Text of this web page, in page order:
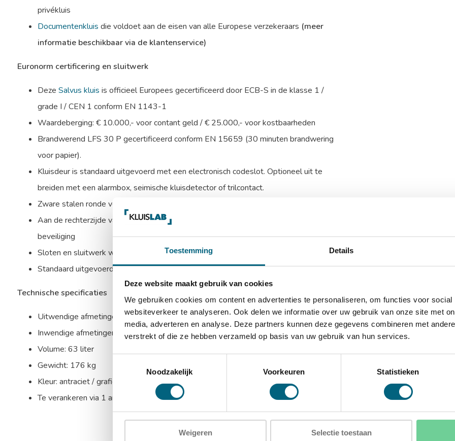
Toestemming Details
Deze website maakt gebruik van cookies
We gebruiken cookies om content en advertenties te personaliseren, om functies voor
websiteverkeer te analyseren. Ook delen we informatie over uw gebruik van onze site met
media, adverteren en analyse. Deze partners kunnen deze gegevens combineren met
verstrekt of die ze hebben verzameld op basis van uw gebruik van hun services.
Noodzakelijk
Voorkeuren Statistieken
Weigeren Selectie toestaan
privékluis
Documentenkluis die voldoet aan de eisen van alle Europese verzekeraars (meer
informatie beschikbaar via de klantenservice)
Euronorm certificering en sluitwerk
Deze Salvus kluis is officieel Europees gecertificeerd door ECB-S in de klasse 1 /
grade I / CEN 1 conform EN 1143-1
Waardeberging: € 10.000,- voor contant geld / € 25.000,- voor kostbaarheden
Brandwerend LFS 30 P gecertificeerd conform EN 15659 (30 minuten brandwering
voor papier).
Kluisdeur is standaard uitgevoerd met een electronisch codeslot. Optioneel uit te
breiden met een alarmbox, seimische kluisdetector of trilcontact.
Zware stalen ronde verchroomde schoten aan bovenzijde, onderzijde en linkerzijde
Aan de rechterzijde valt een blinde schoot in de sponning van de kluis voor extra
beveiliging
Sloten en sluitwerk worden beschermd door mangaanstalen harde platen en relockers
Standaard uitgevoerd met 1 in hoogte verstelbaar uitneembaar legbord
Technische specificaties
Uitwendige afmetingen: 655 x 440 x 430 mm (HxBxD)
Inwendige afmetingen: 574 x 364 x 300 mm (HxBxD)
Volume: 63 liter
Gewicht: 176 kg
Kleur: antraciet / grafietgrijs (RAL 7024)
Te verankeren via 1 ankergat in de bodem